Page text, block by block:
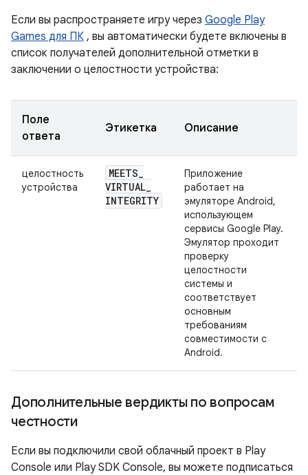
Если вы распространяете игру через Google Play
Games для ПК , вы автоматически будете включены в
список получателей дополнительной отметки в
заключении о целостности устройства:
Поле
ответа
Этикетка Описание
целостность
устройства
MEETS_
VIRTUAL_
INTEGRITY
Приложение
работает на
эмуляторе Android,
использующем
сервисы Google Play.
Эмулятор проходит
проверку
целостности
системы и
соответствует
основным
требованиям
совместимости с
Android.
Дополнительные вердикты по вопросам
честности
Если вы подключили свой облачный проект в Play
Console или Play SDK Console, вы можете подписаться